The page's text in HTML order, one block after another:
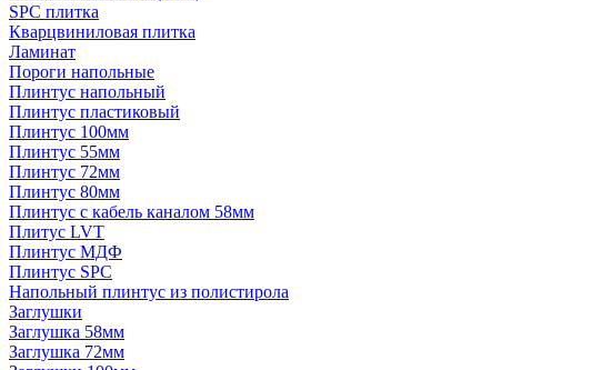
SPC плитка
Кварцвиниловая плитка
Ламинат
Пороги напольные
Плинтус напольный
Плинтус пластиковый
Плинтус 100мм
Плинтус 55мм
Плинтус 72мм
Плинтус 80мм
Плинтус с кабель каналом 58мм
Плитус LVT
Плинтус МДФ
Плинтус SPC
Напольный плинтус из полистирола
Заглушки
Заглушка 58мм
Заглушка 72мм